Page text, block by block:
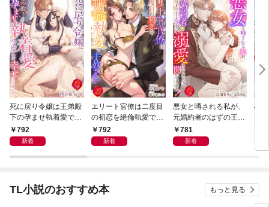
死に戻り令嬢は王弟殿
下の孕ませ執着愛で今
度こそ幸せになります
792
新着
エリート官僚は二度目
の初恋を絶倫執愛で手
放さない
792
新着
悪女と噂される私が、
元婚約者のはずの王太
子に溺愛されるなんて
聞いてません！
781
新着
心
が
TL小説のおすすめ本 もっと見る